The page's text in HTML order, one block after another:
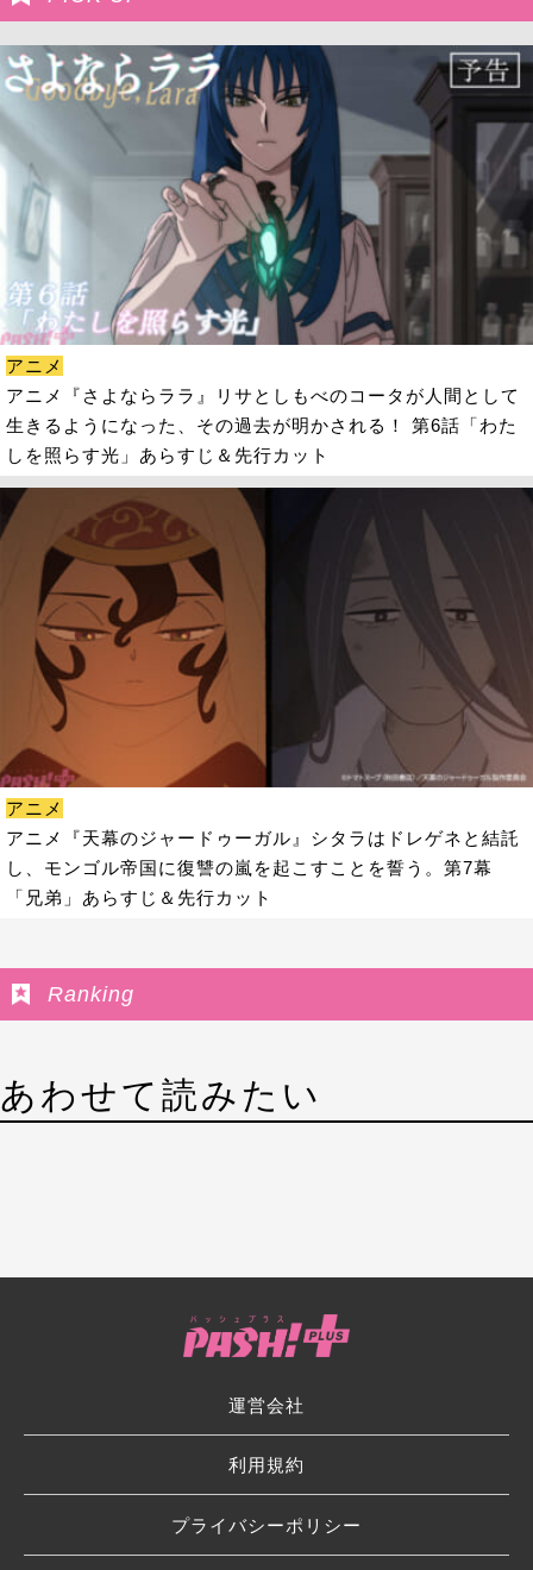
アニメ
アニメ『さよならララ』リサとしもべのコータが人間として
生きるようになった、その過去が明かされる！ 第6話「わた
しを照らす光」あらすじ＆先行カット
アニメ
アニメ『天幕のジャードゥーガル』シタラはドレゲネと結託
し、モンゴル帝国に復讐の嵐を起こすことを誓う。第7幕
「兄弟」あらすじ＆先行カット
Ranking
あわせて読みたい
運営会社
利用規約
プライバシーポリシー